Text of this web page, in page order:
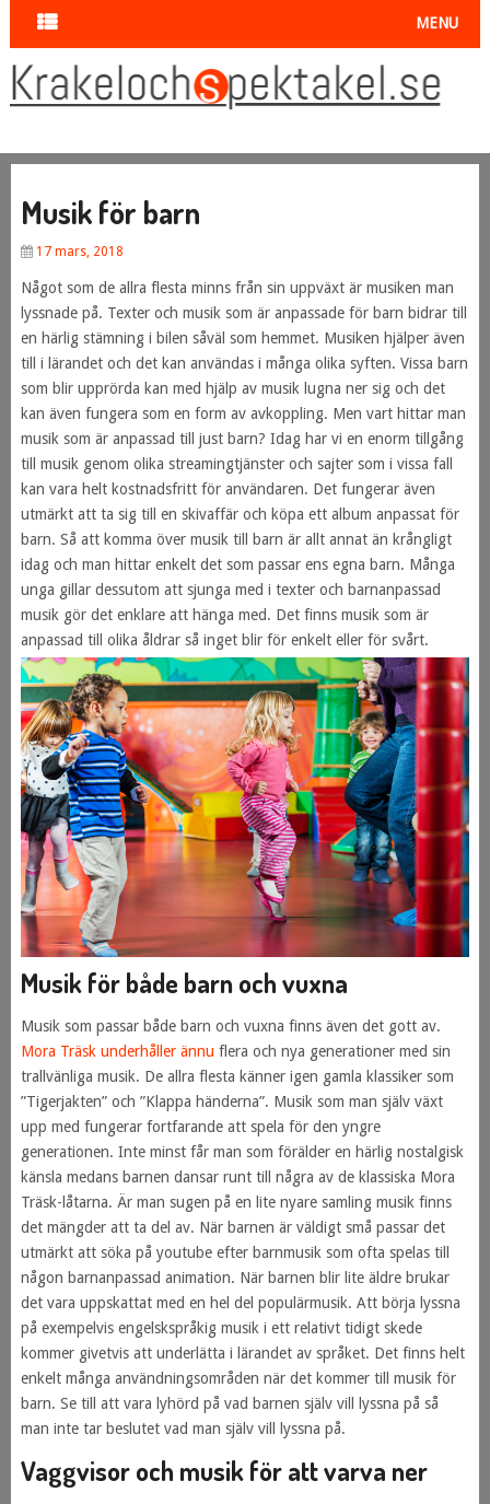
MENU
Musik för barn
17 mars, 2018
Något som de allra flesta minns från sin uppväxt är musiken man
lyssnade på. Texter och musik som är anpassade för barn bidrar till
en härlig stämning i bilen såväl som hemmet. Musiken hjälper även
till i lärandet och det kan användas i många olika syften. Vissa barn
som blir upprörda kan med hjälp av musik lugna ner sig och det
kan även fungera som en form av avkoppling. Men vart hittar man
musik som är anpassad till just barn? Idag har vi en enorm tillgång
till musik genom olika streamingtjänster och sajter som i vissa fall
kan vara helt kostnadsfritt för användaren. Det fungerar även
utmärkt att ta sig till en skivaffär och köpa ett album anpassat för
barn. Så att komma över musik till barn är allt annat än krångligt
idag och man hittar enkelt det som passar ens egna barn. Många
unga gillar dessutom att sjunga med i texter och barnanpassad
musik gör det enklare att hänga med. Det finns musik som är
anpassad till olika åldrar så inget blir för enkelt eller för svårt.
Musik för både barn och vuxna
Musik som passar både barn och vuxna finns även det gott av.
Mora Träsk underhåller ännu flera och nya generationer med sin
trallvänliga musik. De allra flesta känner igen gamla klassiker som
”Tigerjakten” och ”Klappa händerna”. Musik som man själv växt
upp med fungerar fortfarande att spela för den yngre
generationen. Inte minst får man som förälder en härlig nostalgisk
känsla medans barnen dansar runt till några av de klassiska Mora
Träsk-låtarna. Är man sugen på en lite nyare samling musik finns
det mängder att ta del av. När barnen är väldigt små passar det
utmärkt att söka på youtube efter barnmusik som ofta spelas till
någon barnanpassad animation. När barnen blir lite äldre brukar
det vara uppskattat med en hel del populärmusik. Att börja lyssna
på exempelvis engelskspråkig musik i ett relativt tidigt skede
kommer givetvis att underlätta i lärandet av språket. Det finns helt
enkelt många användningsområden när det kommer till musik för
barn. Se till att vara lyhörd på vad barnen själv vill lyssna på så
man inte tar beslutet vad man själv vill lyssna på.
Vaggvisor och musik för att varva ner